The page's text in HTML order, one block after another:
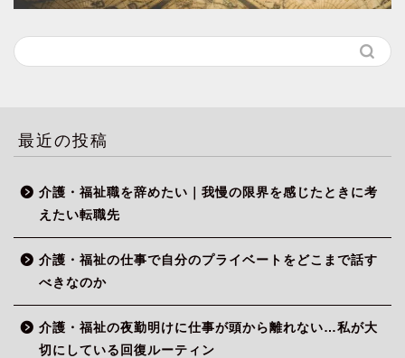
最近の投稿
介護・福祉職を辞めたい｜我慢の限界を感じたときに考
えたい転職先
介護・福祉の仕事で自分のプライベートをどこまで話す
べきなのか
介護・福祉の夜勤明けに仕事が頭から離れない…私が大
切にしている回復ルーティン